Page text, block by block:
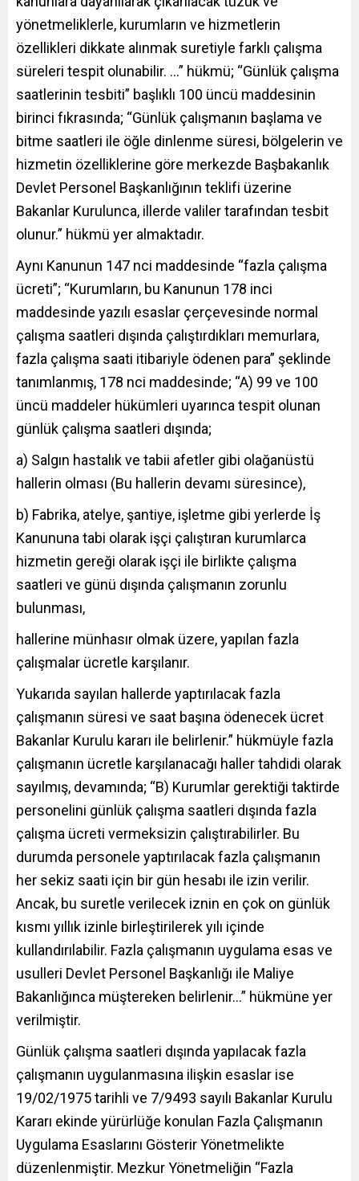
yönetmeliklerle, kurumların ve hizmetlerin
özellikleri dikkate alınmak suretiyle farklı çalışma
süreleri tespit olunabilir. …” hükmü; “Günlük çalışma
saatlerinin tesbiti” başlıklı 100 üncü maddesinin
birinci fıkrasında; “Günlük çalışmanın başlama ve
bitme saatleri ile öğle dinlenme süresi, bölgelerin ve
hizmetin özelliklerine göre merkezde Başbakanlık
Devlet Personel Başkanlığının teklifi üzerine
Bakanlar Kurulunca, illerde valiler tarafından tesbit
olunur.” hükmü yer almaktadır.
Aynı Kanunun 147 nci maddesinde “fazla çalışma
ücreti”; “Kurumların, bu Kanunun 178 inci
maddesinde yazılı esaslar çerçevesinde normal
çalışma saatleri dışında çalıştırdıkları memurlara,
fazla çalışma saati itibariyle ödenen para” şeklinde
tanımlanmış, 178 nci maddesinde; “A) 99 ve 100
üncü maddeler hükümleri uyarınca tespit olunan
günlük çalışma saatleri dışında;
a) Salgın hastalık ve tabii afetler gibi olağanüstü
hallerin olması (Bu hallerin devamı süresince),
b) Fabrika, atelye, şantiye, işletme gibi yerlerde İş
Kanununa tabi olarak işçi çalıştıran kurumlarca
hizmetin gereği olarak işçi ile birlikte çalışma
saatleri ve günü dışında çalışmanın zorunlu
bulunması,
hallerine münhasır olmak üzere, yapılan fazla
çalışmalar ücretle karşılanır.
Yukarıda sayılan hallerde yaptırılacak fazla
çalışmanın süresi ve saat başına ödenecek ücret
Bakanlar Kurulu kararı ile belirlenir.” hükmüyle fazla
çalışmanın ücretle karşılanacağı haller tahdidi olarak
sayılmış, devamında; “B) Kurumlar gerektiği taktirde
personelini günlük çalışma saatleri dışında fazla
çalışma ücreti vermeksizin çalıştırabilirler. Bu
durumda personele yaptırılacak fazla çalışmanın
her sekiz saati için bir gün hesabı ile izin verilir.
Ancak, bu suretle verilecek iznin en çok on günlük
kısmı yıllık izinle birleştirilerek yılı içinde
kullandırılabilir. Fazla çalışmanın uygulama esas ve
usulleri Devlet Personel Başkanlığı ile Maliye
Bakanlığınca müştereken belirlenir…” hükmüne yer
verilmiştir.
Günlük çalışma saatleri dışında yapılacak fazla
çalışmanın uygulanmasına ilişkin esaslar ise
19/02/1975 tarihli ve 7/9493 sayılı Bakanlar Kurulu
Kararı ekinde yürürlüğe konulan Fazla Çalışmanın
Uygulama Esaslarını Gösterir Yönetmelikte
düzenlenmiştir. Mezkur Yönetmeliğin “Fazla